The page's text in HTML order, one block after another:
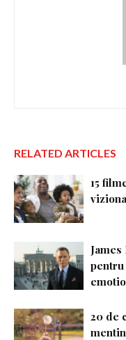
RELATED ARTICLES
15
20 de